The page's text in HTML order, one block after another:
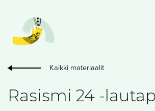
Kaikki materiaalit
Rasismi 24 -